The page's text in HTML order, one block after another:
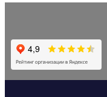
Новости
X